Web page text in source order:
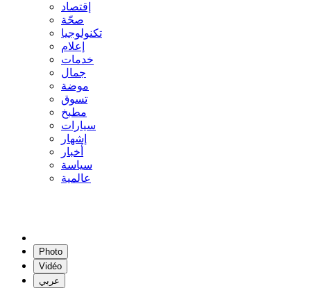
إقتصاد
صحّة
تكنولوجيا
إعلام
خدمات
جمال
موضة
تسوق
مطبخ
سيارات
إشهار
أخبار
سياسة
عالمية
Photo
Vidéo
عربي